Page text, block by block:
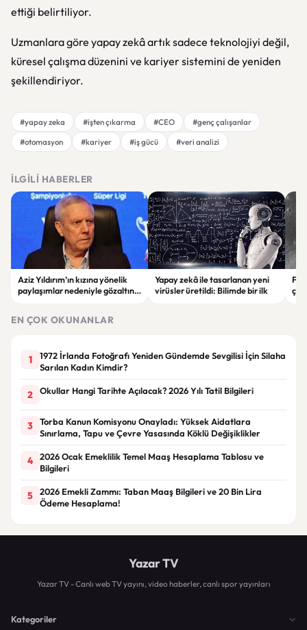
ettiği belirtiliyor.
Uzmanlara göre yapay zekâ artık sadece teknolojiyi değil,
küresel çalışma düzenini ve kariyer sistemini de yeniden
şekillendiriyor.
#yapay zeka #işten çıkarma #CEO
#genç çalışanlar
#otomasyon
#kariyer #iş gücü #veri analizi
İLGILI HABERLER
Aziz Yıldırım’ın kızına yönelik
paylaşımlar nedeniyle gözaltına
Yapay zekâ ile tasarlanan yeni
virüsler üretildi: Bilimde bir ilk
EN ÇOK OKUNANLAR
1
1972 İrlanda Fotoğrafı Yeniden Gündemde Sevgilisi İçin Silaha
Sarılan Kadın Kimdir?
2 Okullar Hangi Tarihte Açılacak? 2026 Yılı Tatil Bilgileri
3
Torba Kanun Komisyonu Onayladı: Yüksek Aidatlara
Sınırlama, Tapu ve Çevre Yasasında Köklü Değişiklikler
4
2026 Ocak Emeklilik Temel Maaş Hesaplama Tablosu ve
Bilgileri
5
2026 Emekli Zammı: Taban Maaş Bilgileri ve 20 Bin Lira
Ödeme Hesaplama!
Yazar TV
Yazar TV - Canlı web TV yayını, video haberler, canlı spor yayınları
Kategoriler